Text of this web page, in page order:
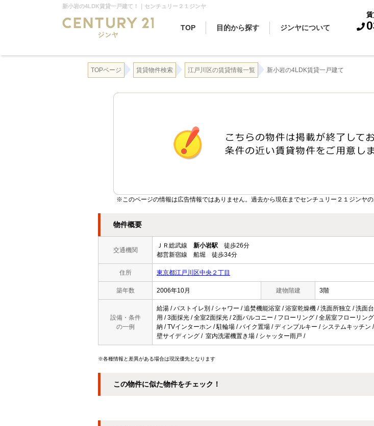
新小岩の4LDK賃貸一戸建て！｜センチュリー２１ジンヤ
TOP 目的から探す ジンヤについて
TOPページ 賃貸物件検索 江戸川区の賃貸情報一覧 新小岩の4LDK賃貸一戸建て
※このページの情報は広告情報ではありません。過去から現在までセンチュリー２１ジンヤ
物件概要
交通機関
ＪＲ総武線 新小岩駅 徒歩26分
都営新宿線 船堀 徒歩34分
住所 東京都江戸川区中央２丁目
築年数 2006年10月 建物階建 3階
設備・条件
の一例
給湯 / バストイレ別 / シャワー / 追焚機能浴室 / 浴室乾燥機 / 洗面所独立 / 洗面
用 / 3面採光 / 全室2面採光 / 2面バルコニー / フローリング / 全居室フローリン
納 / TVインターホン / 駐輪場 / バイク置場 / ディンプルキー / システムキッチ
壁サイディング / 室内洗濯機置き場 / シャッター雨戸 /
※各種情報と差異がある場合は現況優先となります
この物件に似た物件をチェック！